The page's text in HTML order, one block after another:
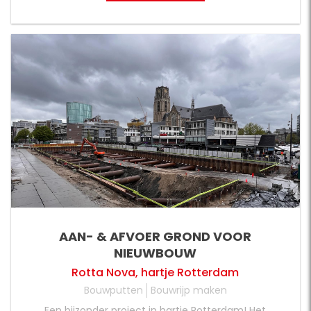
contact op met onze teamleden van Regio Zuid.
AAN- & AFVOER GROND VOOR
NIEUWBOUW
Rotta Nova, hartje Rotterdam
Bouwputten
Bouwrijp maken